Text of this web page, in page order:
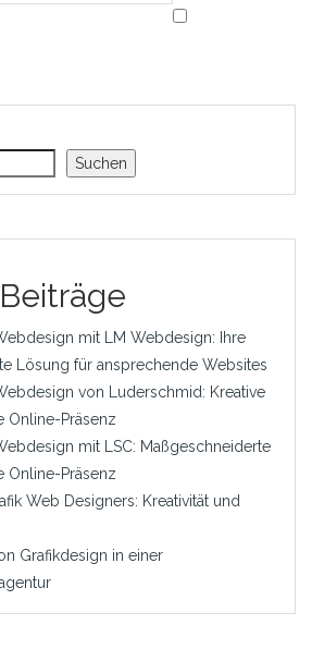
Suchen
mit LM Webdesign: Ihre
Lösung für ansprechende Websites
von Luderschmid: Kreative
Online-Präsenz
mit LSC: Maßgeschneiderte
Online-Präsenz
Web Designers: Kreativität und
Grafikdesign in einer